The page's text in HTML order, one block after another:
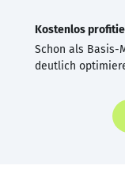
Kostenlos
Schon als Basis-
deutlich